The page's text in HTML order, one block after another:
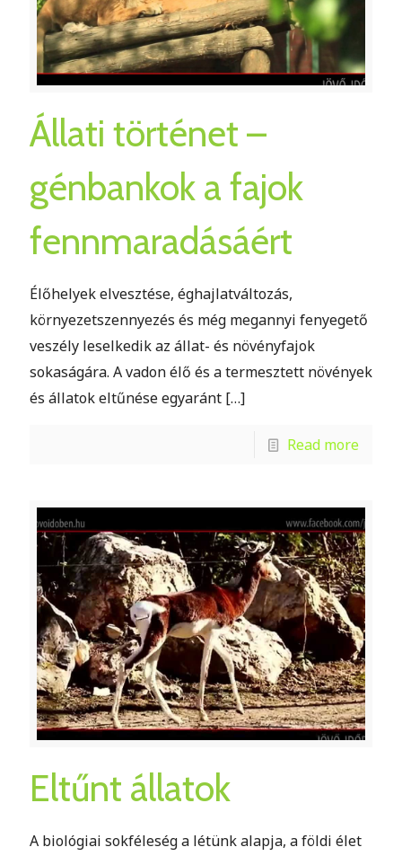
Állati történet –
génbankok a fajok
fennmaradásáért
Élőhelyek elvesztése, éghajlatváltozás,
környezetszennyezés és még megannyi fenyegető
veszély leselkedik az állat- és növényfajok
sokaságára. A vadon élő és a termesztett növények
és állatok eltűnése egyaránt […]
Read more
Eltűnt állatok
A biológiai sokféleség a létünk alapja, a földi élet